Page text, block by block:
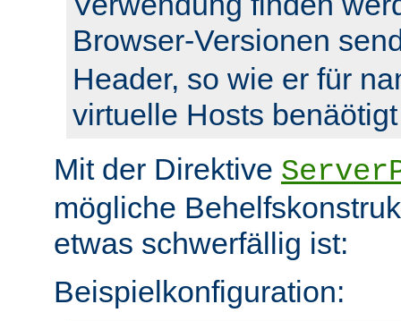
Browser-Versionen
Header, so wie er für
virtuelle Hosts
Mit der Direktive
mögliche
etwas schwerfällig ist:
Beispielkonfiguration: